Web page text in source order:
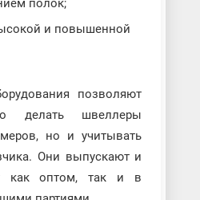
полок;
и повышенной
позволяют
делать швеллеры
но и учитывать
Они выпускают и
как оптом, так и в